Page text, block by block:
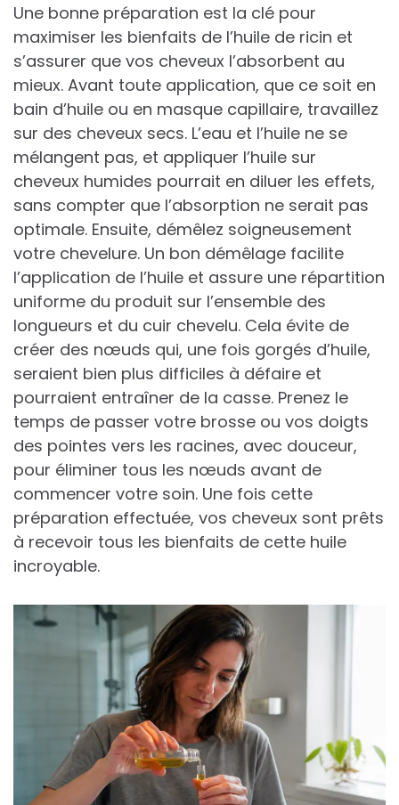
Une bonne préparation est la clé pour
maximiser les bienfaits de l’huile de ricin et
s’assurer que vos cheveux l’absorbent au
mieux. Avant toute application, que ce soit en
bain d’huile ou en masque capillaire, travaillez
sur des cheveux secs. L’eau et l’huile ne se
mélangent pas, et appliquer l’huile sur
cheveux humides pourrait en diluer les effets,
sans compter que l’absorption ne serait pas
optimale. Ensuite, démêlez soigneusement
votre chevelure. Un bon démêlage facilite
l’application de l’huile et assure une répartition
uniforme du produit sur l’ensemble des
longueurs et du cuir chevelu. Cela évite de
créer des nœuds qui, une fois gorgés d’huile,
seraient bien plus difficiles à défaire et
pourraient entraîner de la casse. Prenez le
temps de passer votre brosse ou vos doigts
des pointes vers les racines, avec douceur,
pour éliminer tous les nœuds avant de
commencer votre soin. Une fois cette
préparation effectuée, vos cheveux sont prêts
à recevoir tous les bienfaits de cette huile
incroyable.